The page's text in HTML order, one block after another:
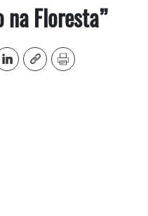
na Floresta”